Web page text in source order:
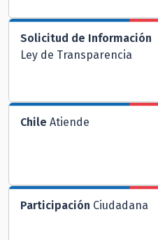
Solicitud de Información
Ley de Transparencia
Chile Atiende
Participación Ciudadana